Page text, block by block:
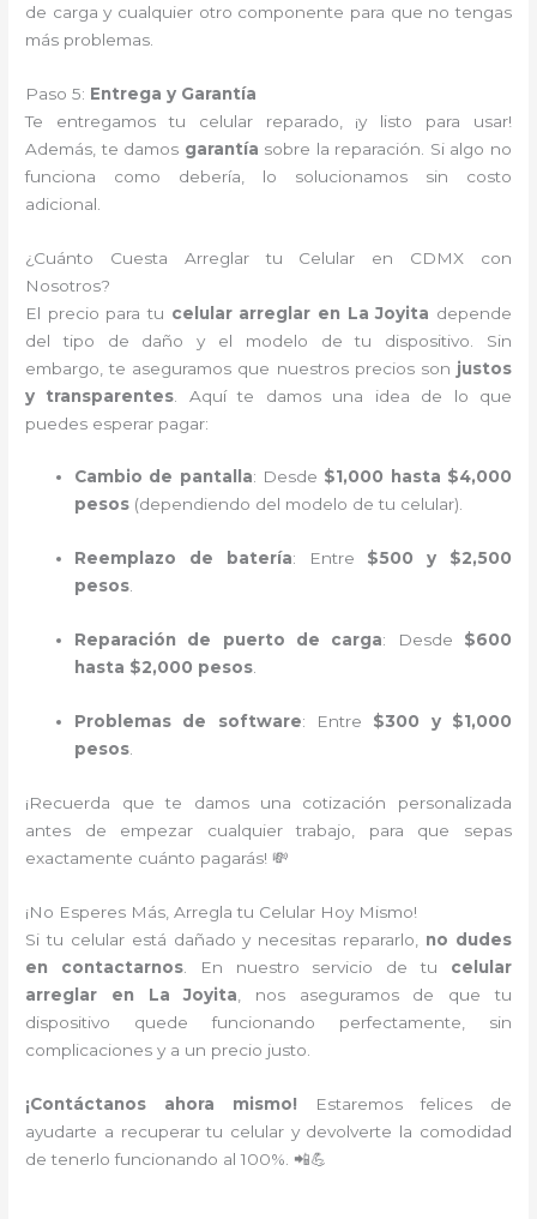
de carga y cualquier otro componente para que no tengas
más problemas.
Paso 5: Entrega y Garantía
Te entregamos tu celular reparado, ¡y listo para usar!
Además, te damos garantía sobre la reparación. Si algo no
funciona como debería, lo solucionamos sin costo
adicional.
¿Cuánto Cuesta Arreglar tu Celular en CDMX con
Nosotros?
El precio para tu celular arreglar en La Joyita depende
del tipo de daño y el modelo de tu dispositivo. Sin
embargo, te aseguramos que nuestros precios son justos
y transparentes . Aquí te damos una idea de lo que
puedes esperar pagar:
Cambio de pantalla: Desde $1,000 hasta $4,000
pesos (dependiendo del modelo de tu celular).
Reemplazo de batería: Entre $500 y $2,500
pesos.
Reparación de puerto de carga: Desde $600
hasta $2,000 pesos
Problemas de software: Entre $300 y $1,000
pesos
¡Recuerda que te damos una cotización personalizada
antes de empezar cualquier trabajo, para que sepas
exactamente cuánto pagarás! 💸
¡No Esperes Más, Arregla tu Celular Hoy Mismo!
Si tu celular está dañado y necesitas repararlo, no dudes
en contactarnos. En nuestro servicio de tu celular
arreglar en La Joyita , nos aseguramos de que tu
dispositivo quede funcionando perfectamente, sin
complicaciones y a un precio justo.
¡Contáctanos ahora mismo! Estaremos felices de
ayudarte a recuperar tu celular y devolverte la comodidad
de tenerlo funcionando al 100%. 📲💪